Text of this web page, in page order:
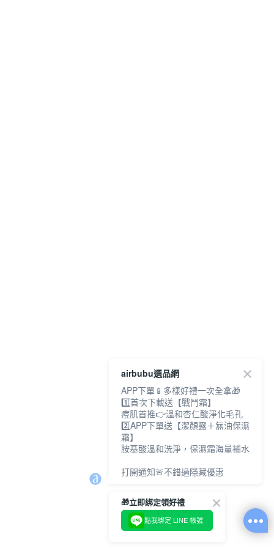
airbubu選品網
APP下單📱多樣好禮一次全拿🎁
1️⃣首次下載送【戰鬥霜】
痘肌首推👉溫和杏仁酸淨化毛孔
2️⃣APP下單送【潔顏露＋無油保濕
霜】
胺基酸溫和洗淨，保濕霜海量補水
打開通知🚨不錯過隱藏優惠
🎁立即綁定領好禮
點我綁定 LINE 帳號